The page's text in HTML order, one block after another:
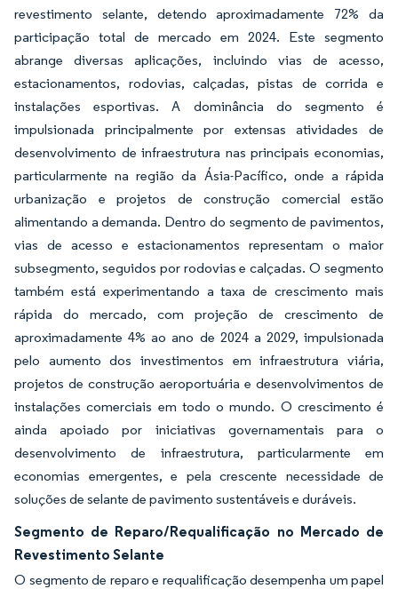
revestimento selante, detendo aproximadamente 72% da
participação total de mercado em 2024. Este segmento
abrange diversas aplicações, incluindo vias de acesso,
estacionamentos, rodovias, calçadas, pistas de corrida e
instalações esportivas. A dominância do segmento é
impulsionada principalmente por extensas atividades de
desenvolvimento de infraestrutura nas principais economias,
particularmente na região da Ásia-Pacífico, onde a rápida
urbanização e projetos de construção comercial estão
alimentando a demanda. Dentro do segmento de pavimentos,
vias de acesso e estacionamentos representam o maior
subsegmento, seguidos por rodovias e calçadas. O segmento
também está experimentando a taxa de crescimento mais
rápida do mercado, com projeção de crescimento de
aproximadamente 4% ao ano de 2024 a 2029, impulsionada
pelo aumento dos investimentos em infraestrutura viária,
projetos de construção aeroportuária e desenvolvimentos de
instalações comerciais em todo o mundo. O crescimento é
ainda apoiado por iniciativas governamentais para o
desenvolvimento de infraestrutura, particularmente em
economias emergentes, e pela crescente necessidade de
soluções de selante de pavimento sustentáveis e duráveis.
Segmento de Reparo/Requalificação no Mercado de
Revestimento Selante
O segmento de reparo e requalificação desempenha um papel